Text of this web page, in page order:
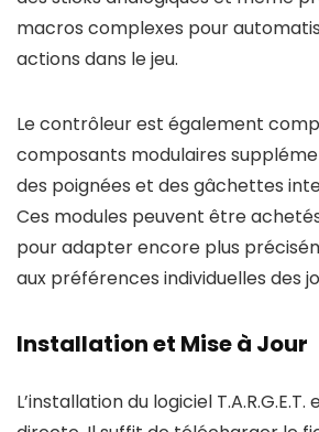
macros complexes pour
actions dans le jeu.
Le contrôleur est également
composants modulaires
des poignées et des gâchettes
Ces modules peuvent être
pour adapter encore plus
aux préférences individuelles des
Installation et Mise à Jour
L’installation du logiciel